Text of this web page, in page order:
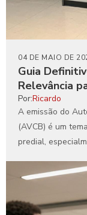
Guia
Relevância
04 DE MAIO DE
Por:Ricardo
A emissão do
(AVCB) é um
predial,